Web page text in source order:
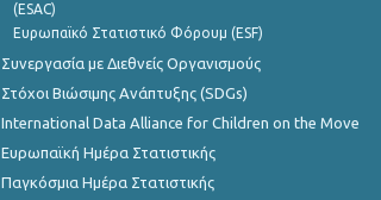
(ESAC)
Ευρωπαϊκό Στατιστικό Φόρουμ (ESF)
Συνεργασία με Διεθνείς Οργανισμούς
Στόχοι Βιώσιμης Ανάπτυξης (SDGs)
International Data Alliance for Children on the Move
Ευρωπαϊκή Ημέρα Στατιστικής
Παγκόσμια Ημέρα Στατιστικής